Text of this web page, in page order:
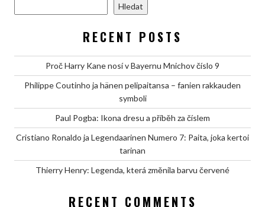
Hledat
RECENT POSTS
Proč Harry Kane nosí v Bayernu Mnichov číslo 9
Philippe Coutinho ja hänen pelipaitansa – fanien rakkauden
symboli
Paul Pogba: Ikona dresu a příběh za číslem
Cristiano Ronaldo ja Legendaarinen Numero 7: Paita, joka kertoi
tarinan
Thierry Henry: Legenda, která změnila barvu červené
RECENT COMMENTS